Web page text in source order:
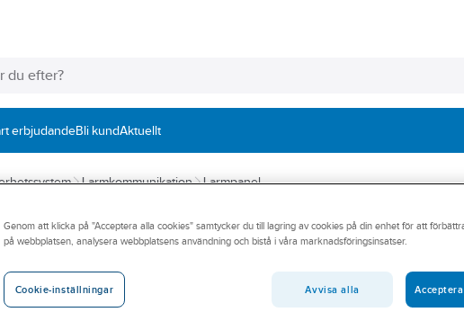
erbjudandeBli kundAktuellt
Larmkommunikation Larmpanel
RUTAB
Bandkabel BK-
BANDKABEL för 6
Artikelnummer:
6390235
6390235
Genom att klicka på "Acceptera alla cookies" samtycker du till lagring av cookies på din enhet för att
på webbplatsen, analysera webbplatsens användning och bistå i våra marknadsföringsinsatser.
Cookie-inställningar Avvisa alla